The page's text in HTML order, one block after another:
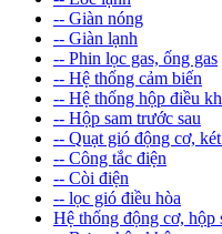
-- Giàn nóng
-- Giàn lạnh
-- Phin lọc gas, ống gas
-- Hệ thống cảm biến
-- Hệ thống hộp điều
-- Hộp sam trước sau
-- Quạt gió động cơ,
-- Công tắc điện
-- Còi điện
-- lọc gió điều hòa
Hệ thống động cơ, hộp